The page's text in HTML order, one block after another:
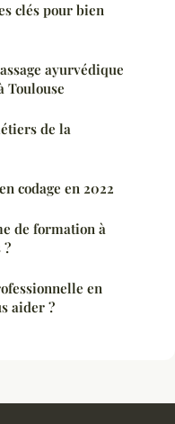
clés pour bien
ayurvédique
Toulouse
de la
codage en 2022
de formation à
?
en
aider ?